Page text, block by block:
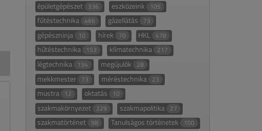
épületgépészet 336 eszközeink 105
fűtéstechnika 466 gázellátás 73
gépészninja 10 hírek 70 HKL 478
hűtéstechnika 153 klímatechnika 217
légtechnika 134 megújulók 28
mekkmester 73 méréstechnika 23
mustra 12 oktatás 10
szakmakörnyezet 229 szakmapolitika 27
szakmatörténet 98 Tanulságos történetek 100